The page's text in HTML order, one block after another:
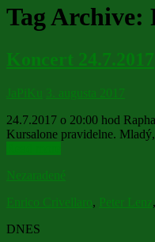
Tag Archive:
Koncert 24.7.2017
JaPiKu 3. augusta 2017
24.7.2017 o 20:00 hod
Kursalone pravidelne.
Nezaradené
Enrico Crivellaro, Peter Lenz,
DNES